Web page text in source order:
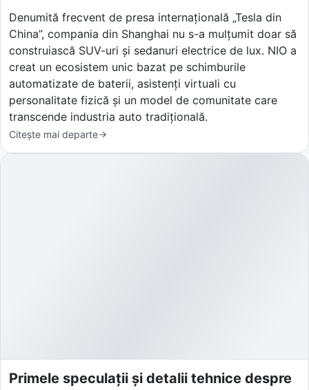
Denumită frecvent de presa internațională „Tesla din
China”, compania din Shanghai nu s-a mulțumit doar să
construiască SUV-uri și sedanuri electrice de lux. NIO a
creat un ecosistem unic bazat pe schimburile
automatizate de baterii, asistenți virtuali cu
personalitate fizică și un model de comunitate care
transcende industria auto tradițională.
Citește mai departe
Primele speculații și detalii tehnice despre